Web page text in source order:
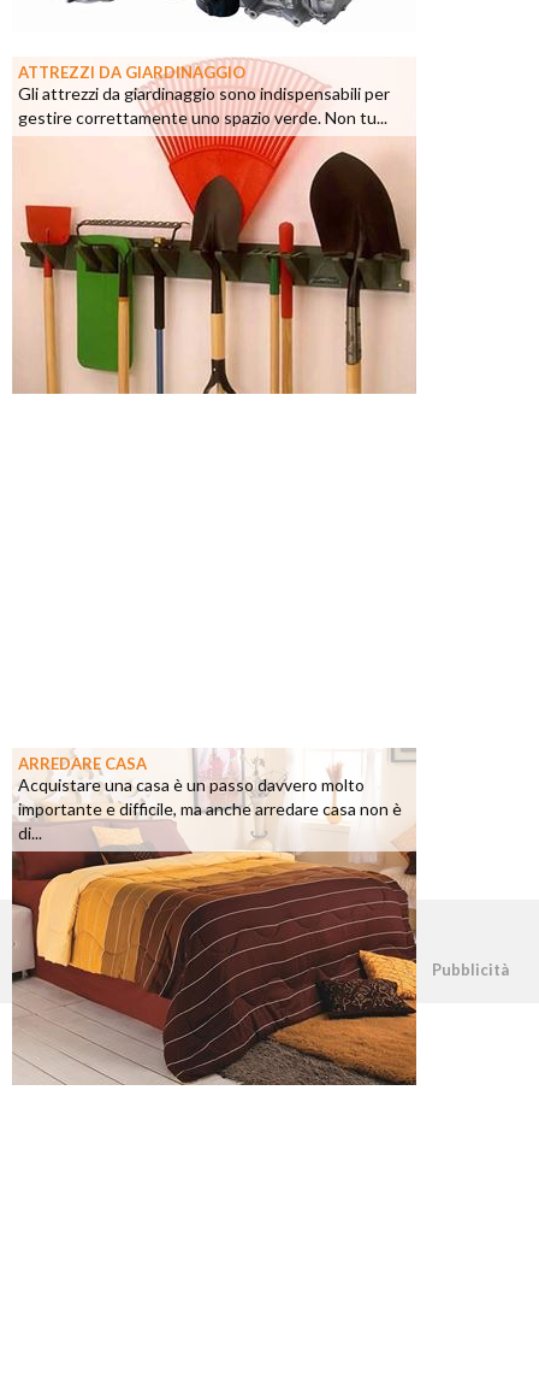
ATTREZZI DA GIARDINAGGIO
Gli attrezzi da giardinaggio sono indispensabili per
gestire correttamente uno spazio verde. Non tu...
ARREDARE CASA
Acquistare una casa è un passo davvero molto
importante e difficile, ma anche arredare casa non è
di...
©2026 - casapratica.net - p.iva 03338800984 Pubblicità